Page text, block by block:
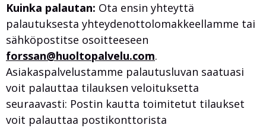
Kuinka palautan: Ota ensin yhteyttä
palautuksesta yhteydenottolomakkeellamme tai
sähköpostitse osoitteeseen
forssan@huoltopalvelu.com.
Asiakaspalvelustamme palautusluvan saatuasi
voit palauttaa tilauksen veloituksetta
seuraavasti: Postin kautta toimitetut tilaukset
voit palauttaa postikonttorista